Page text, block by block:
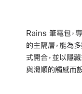
Rains 筆電包，
的主隔層，能為
式開合，並以隱
與滑順的觸感而